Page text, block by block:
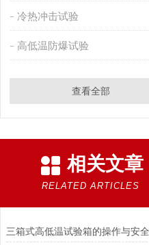
冷热冲击试验
高低温防爆试验
查看全部
相关文章
RELATED ARTICLES